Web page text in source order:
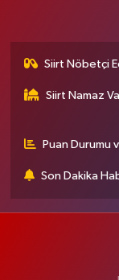
Siirt Nöbetçi
Siirt Namaz
Puan Durumu
Son Dakika